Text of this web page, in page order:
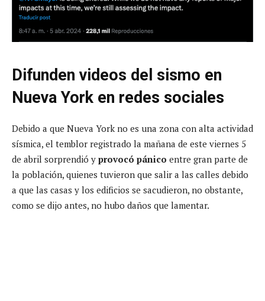
Difunden videos del sismo en
Nueva York en redes sociales
Debido a que Nueva York no es una zona con alta actividad
sísmica, el temblor registrado la mañana de este viernes 5
de abril sorprendió y provocó pánico entre gran parte de
la población, quienes tuvieron que salir a las calles debido
a que las casas y los edificios se sacudieron, no obstante,
como se dijo antes, no hubo daños que lamentar.